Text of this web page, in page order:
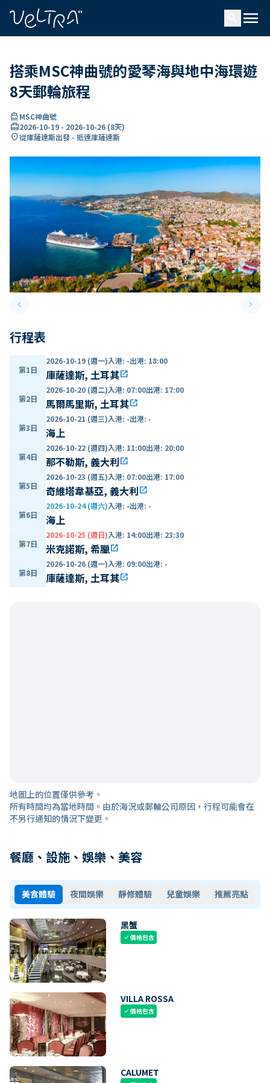
menu
搭乘MSC神曲號的愛琴海與地中海環遊
8天郵輪旅程
directions_boatMSC神曲號
card_travel2026-10-19 - 2026-10-26 (8天)
location_on從庫薩達斯出發 - 抵達庫薩達斯
keyboard_arrow_leftPrevious slide keyboard_arrow_right
行程表
第1日
2026-10-19 (週一)入港: -出港: 18:00
庫薩達斯, 土耳其open_in_new
第2日
2026-10-20 (週二)入港: 07:00出港: 17:00
馬爾馬里斯, 土耳其open_in_new
第3日
2026-10-21 (週三)入港: -出港: -
海上
第4日
2026-10-22 (週四)入港: 11:00出港: 20:00
那不勒斯, 義大利open_in_new
第5日
2026-10-23 (週五)入港: 07:00出港: 17:00
奇維塔韋基亞, 義大利open_in_new
第6日
2026-10-24 (週六)入港: -出港: -
海上
第7日
2026-10-25 (週日)入港: 14:00出港: 23:30
米克諾斯, 希臘open_in_new
第8日
2026-10-26 (週一)入港: 09:00出港: -
庫薩達斯, 土耳其open_in_new
地圖上的位置僅供參考。
所有時間均為當地時間。由於海況或郵輪公司原因，行程可能會在
不另行通知的情況下變更。
餐廳、設施、娛樂、美容
美食體驗 夜間娛樂 靜修體驗 兒童娛樂 推薦亮點
黑蟹
check價格包含
VILLA ROSSA
check價格包含
CALUMET